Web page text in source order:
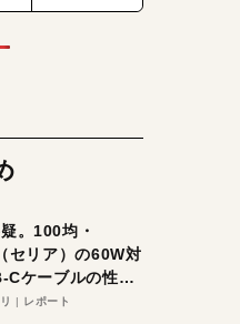
。100均・
セリア）の60W対
Cケーブルの性能
超コスパの1本を
レポート